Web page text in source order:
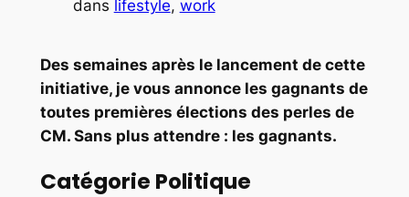
dans lifestyle, work
Des semaines après le lancement de cette
initiative, je vous annonce les gagnants de
toutes premières élections des perles de
CM. Sans plus attendre : les gagnants.
Catégorie Politique